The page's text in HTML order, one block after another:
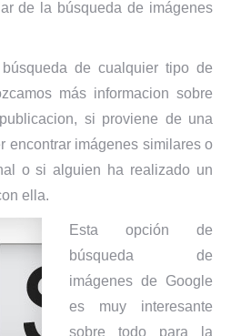
de la búsqueda de imágenes
de cualquier tipo de
más informacion sobre
si proviene de una
encontrar imágenes similares o
o si alguien ha realizado un
ella.
Esta opción de
búsqueda de
imágenes de Google
es muy interesante
sobre todo para la